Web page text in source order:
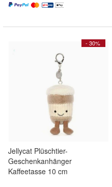
- 30%
Jellycat Plüschtier-
Geschenkanhänger
Kaffeetasse 10 cm